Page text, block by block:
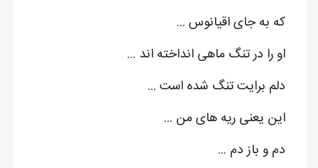
که به جای اقیانوس ...
او را در تنگ ماهی انداخته اند ...
دلم برایت تنگ شده است ...
این یعنی ریه های من ...
دم و باز دم ...